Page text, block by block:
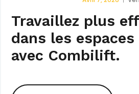
Travaillez plus
dans les
avec Combilift.